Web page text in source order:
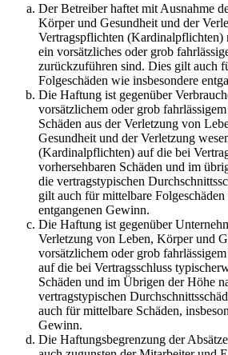
Der Betreiber haftet mit Ausnahme
Körper und Gesundheit und der
Vertragspflichten (Kardinalpflichten)
ein vorsätzliches oder grob
zurückzuführen sind. Dies gilt auch
Folgeschäden wie insbesondere
Die Haftung ist gegenüber
vorsätzlichem oder grob
Schäden aus der Verletzung von
Gesundheit und der Verletzung
(Kardinalpflichten) auf die bei
vorhersehbaren Schäden und im
die vertragstypischen
gilt auch für mittelbare
entgangenen Gewinn.
Die Haftung ist gegenüber
Verletzung von Leben, Körper und
vorsätzlichem oder grob
auf die bei Vertragsschluss
Schäden und im Übrigen der Höhe
vertragstypischen
auch für mittelbare Schäden,
Gewinn.
Die Haftungsbegrenzung der